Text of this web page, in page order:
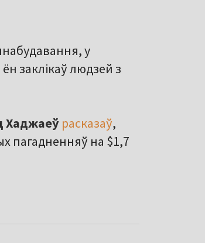
у
заклікаў людзей з
расказаў,
пагадненняў на $1,7